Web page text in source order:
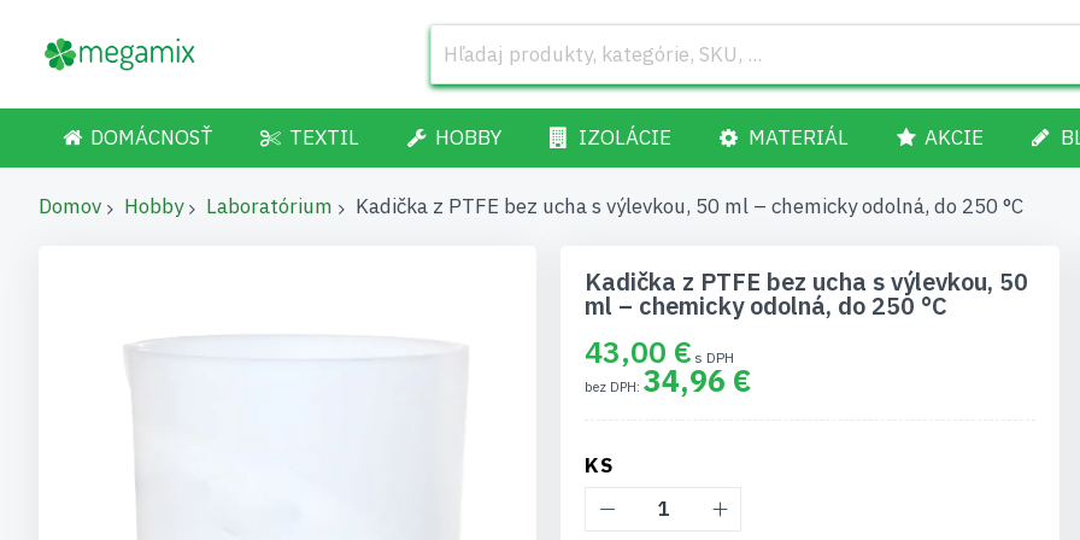
DOMÁCNOSŤ TEXTIL HOBBY IZOLÁCIE MATERIÁL AKCIE
Domov Hobby Laboratórium Kadička z PTFE bez ucha s výlevkou, 50 ml – chemicky odolná, do 250 °C
Kadička z PTFE bez ucha s výlevkou, 50
ml – chemicky odolná, do 250 °C
43,00 €
34,96 €
KS